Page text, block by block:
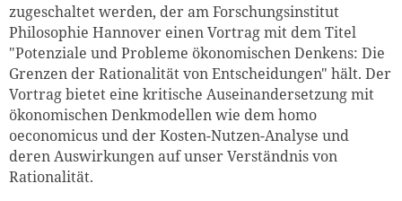
zugeschaltet werden, der am Forschungsinstitut
Philosophie Hannover einen Vortrag mit dem Titel
"Potenziale und Probleme ökonomischen Denkens: Die
Grenzen der Rationalität von Entscheidungen" hält. Der
Vortrag bietet eine kritische Auseinandersetzung mit
ökonomischen Denkmodellen wie dem homo
oeconomicus und der Kosten-Nutzen-Analyse und
deren Auswirkungen auf unser Verständnis von
Rationalität.
Zum Warenkorb